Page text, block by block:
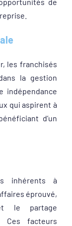
les franchisés
la gestion
indépendance
qui aspirent à
d’un
inhérents à
éprouvé,
le partage
Ces facteurs